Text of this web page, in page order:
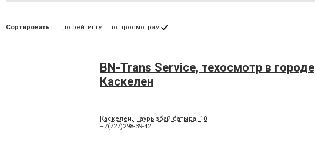
Сортировать: по рейтингу по просмотрам
BN-Trans Service, техосмотр в городе
Каскелен
Каскелен, Наурызбай батыра, 10
+7(727)298-39-42